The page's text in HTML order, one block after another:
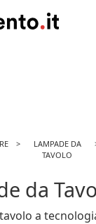
LAMPADE DA
TAVOLO
da
a